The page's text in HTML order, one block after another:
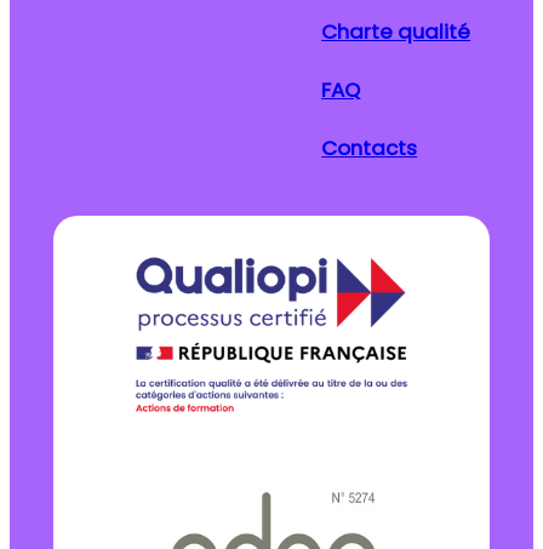
Charte qualité
FAQ
Contacts